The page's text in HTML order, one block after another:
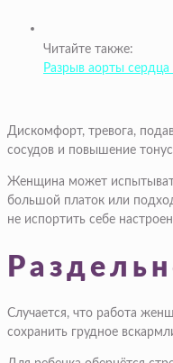
Читайте также:
Разрыв аорты
Дискомфорт, тревога,
сосудов и повышение
Женщина может
большой платок или
не испортить себе
Случается, что работа
сохранить грудное